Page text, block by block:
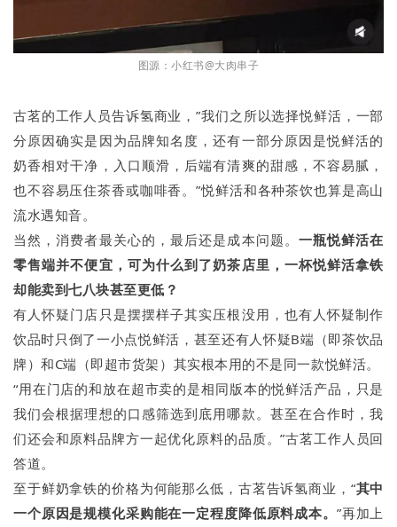
图源：小红书@大肉串子
古茗的工作人员告诉氢商业，”我们之所以选择悦鲜活，一部
分原因确实是因为品牌知名度，还有一部分原因是悦鲜活的
奶香相对干净，入口顺滑，后端有清爽的甜感，不容易腻，
也不容易压住茶香或咖啡香。”悦鲜活和各种茶饮也算是高山
流水遇知音。
当然，消费者最关心的，最后还是成本问题。 一瓶悦鲜活在
零售端并不便宜，可为什么到了奶茶店里，一杯悦鲜活拿铁
却能卖到七八块甚至更低？
有人怀疑门店只是摆摆样子其实压根没用，也有人怀疑制作
饮品时只倒了一小点悦鲜活，甚至还有人怀疑B端（即茶饮品
牌）和C端（即超市货架）其实根本用的不是同一款悦鲜活。
“用在门店的和放在超市卖的是相同版本的悦鲜活产品，只是
我们会根据理想的口感筛选到底用哪款。甚至在合作时，我
们还会和原料品牌方一起优化原料的品质。”古茗工作人员回
答道。
至于鲜奶拿铁的价格为何能那么低，古茗告诉氢商业，“其中
一个原因是规模化采购能在一定程度降低原料成本。 ”再加上